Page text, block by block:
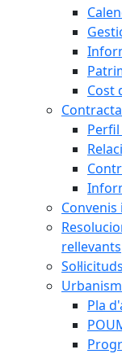
Cost
Convenis
rellevants
Pla